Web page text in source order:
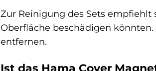
Zur Reinigung des Sets empfiehlt
Oberfläche beschädigen
entfernen.